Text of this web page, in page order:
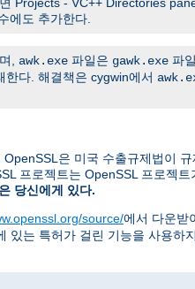
에도 추가한다.
, awk.exe 파일은 gawk.exe 파
다. 해결책은 cygwin에서
OpenSSL은 미국 수출규제법이
프로젝트는 OpenSSL 프로젝
당신에게 있다.
source/에서 다운받
있는 특허가 걸린 기능을 사용하